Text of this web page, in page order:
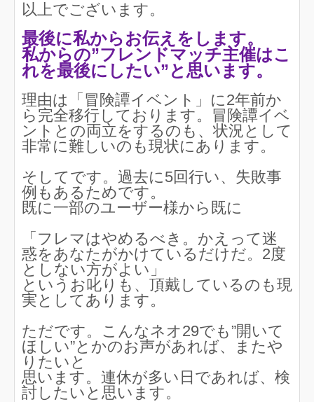
以上でございます。
最後に私からお伝えをします。
私からの”フレンドマッチ主催はこ
れを最後にしたい”と思います。
理由は「冒険譚イベント」に2年前か
ら完全移行しております。冒険譚イベ
ントとの両立をするのも、状況として
非常に難しいのも現状にあります。
そしてです。過去に5回行い、失敗事
例もあるためです。
既に一部のユーザー様から既に
「フレマはやめるべき。かえって迷
惑をあなたがかけているだけだ。2度
としない方がよい」
というお叱りも、頂戴しているのも現
実としてあります。
ただです。こんなネオ29でも”開いて
ほしい”とかのお声があれば、またや
りたいと
思います。連休が多い日であれば、検
討したいと思います。